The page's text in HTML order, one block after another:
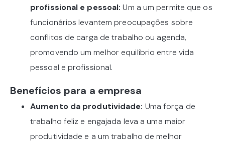
profissional e pessoal: Um a um permite que os
funcionários levantem preocupações sobre
conflitos de carga de trabalho ou agenda,
promovendo um melhor equilíbrio entre vida
pessoal e profissional.
Benefícios para a empresa
Aumento da produtividade: Uma força de
trabalho feliz e engajada leva a uma maior
produtividade e a um trabalho de melhor